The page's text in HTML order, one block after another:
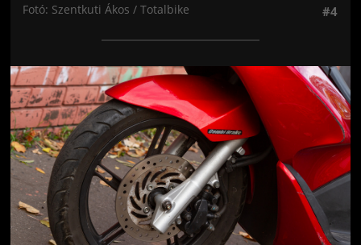
Fotó: Szentkuti Ákos / Totalbike #4
Jön még kép!